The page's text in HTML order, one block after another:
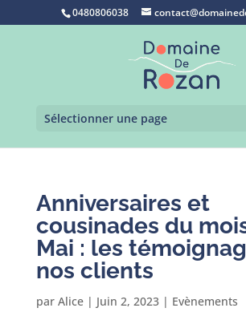
0480806038
Sélectionner une page
Anniversaires et
cousinades du
Mai : les
nos clients
par Alice| Juin 2, 2023| Evènements